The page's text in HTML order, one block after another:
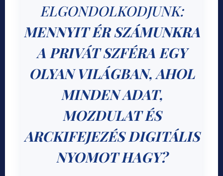
ELGONDOLKODJUNK:
MENNYIT ÉR SZÁMUNKRA
A PRIVÁT SZFÉRA EGY
OLYAN VILÁGBAN, AHOL
MINDEN ADAT,
MOZDULAT ÉS
ARCKIFEJEZÉS DIGITÁLIS
NYOMOT HAGY?